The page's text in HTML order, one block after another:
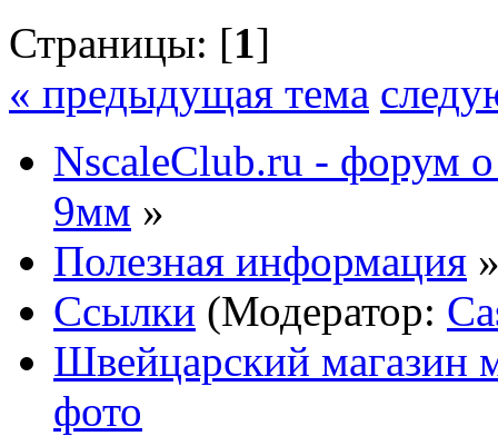
Страницы: [1]
« предыдущая тема
NscaleClub.ru - форум
9мм »
Полезная информация
Ссылки (Модератор:
Швейцарский магазин
фото